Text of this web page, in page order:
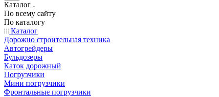
Каталог
По всему сайту
По каталогу
Каталог
Дорожно строительная техника
Автогрейдеры
Бульдозеры
Каток дорожный
Погрузчики
Мини погрузчики
Фронтальные погрузчики